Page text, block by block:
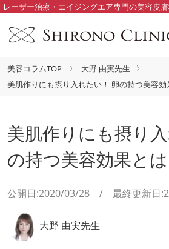
レーザー治療・エイジングエア専門の美容皮
美容コラムTOP
大野 由実先生
美肌作りにも摂り入れたい！ 卵の持つ美容効
美肌作りにも摂り
の持つ美容効果とは
公開日:2020/03/28 / 最終更新日
大野 由実先生